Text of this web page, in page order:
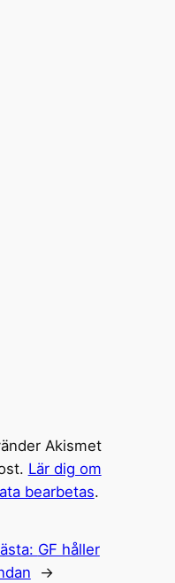
Akismet
Lär dig om
bearbetas.
GF håller
→